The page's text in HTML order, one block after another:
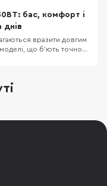
бездротові навушники
на щоденне
транспорт і
бас, комфорт і
днів
вразити довгим
що б’ють точно в
530BT належать саме
бездротові накладні